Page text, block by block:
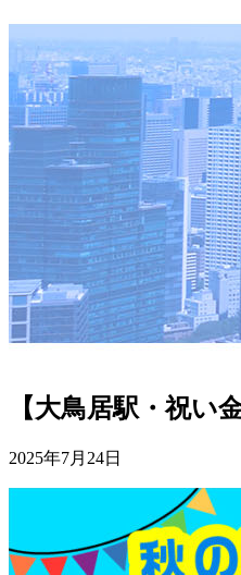
【大鳥居駅・祝い
2025年7月24日